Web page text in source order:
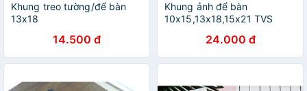
Khung treo tường/để bàn
13x18
14.500 đ
Khung ảnh để bàn
10x15,13x18,15x21 TVS
24.000 đ